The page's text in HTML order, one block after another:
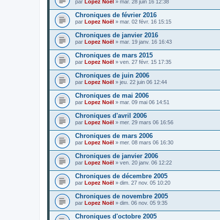
par Lopez Noël » mar. 28 juin 16 12:38
Chroniques de février 2016
par Lopez Noël » mar. 02 févr. 16 15:15
Chroniques de janvier 2016
par Lopez Noël » mar. 19 janv. 16 16:43
Chroniques de mars 2015
par Lopez Noël » ven. 27 févr. 15 17:35
Chroniques de juin 2006
par Lopez Noël » jeu. 22 juin 06 12:44
Chroniques de mai 2006
par Lopez Noël » mar. 09 mai 06 14:51
Chroniques d'avril 2006
par Lopez Noël » mer. 29 mars 06 16:56
Chroniques de mars 2006
par Lopez Noël » mer. 08 mars 06 16:30
Chroniques de janvier 2006
par Lopez Noël » ven. 20 janv. 06 12:22
Chroniques de décembre 2005
par Lopez Noël » dim. 27 nov. 05 10:20
Chroniques de novembre 2005
par Lopez Noël » dim. 06 nov. 05 9:35
Chroniques d'octobre 2005